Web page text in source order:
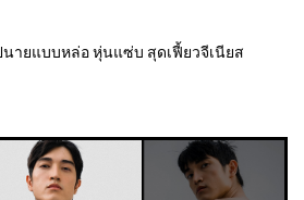
นายแบบหล่อ หุ่นแซ่บ สุดเฟี้ยวจีเนียส